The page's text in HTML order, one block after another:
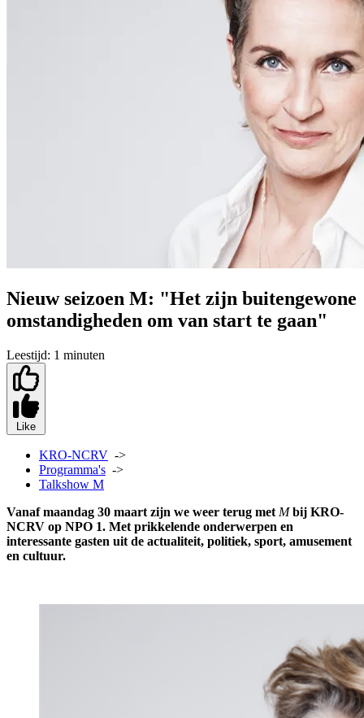
Nieuw seizoen M: "Het zijn buitengewone
omstandigheden om van start te gaan"
Leestijd: 1 minuten
Like
KRO-NCRV ->
Programma's ->
Talkshow M
Vanaf maandag 30 maart zijn we weer terug met Mbij KRO-
NCRV op NPO 1. Met prikkelende onderwerpen en
interessante gasten uit de actualiteit, politiek, sport, amusement
en cultuur.